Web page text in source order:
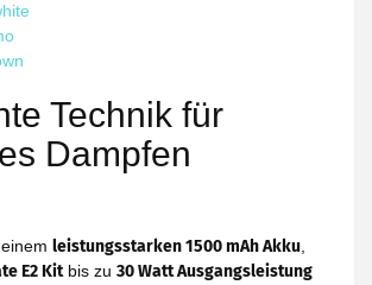
Technik für
Dampfen
leistungsstarken 1500 mAh Akku
E2 Kit bis zu 30 Watt Ausgangsleistung